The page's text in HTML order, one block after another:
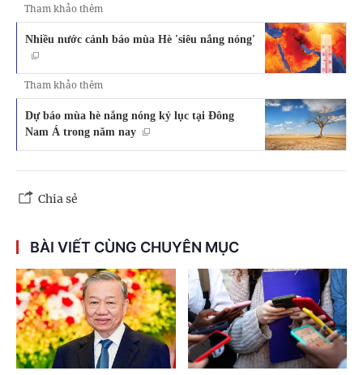
Tham khảo thêm
Nhiều nước cảnh báo mùa Hè 'siêu nắng nóng'
Tham khảo thêm
Dự báo mùa hè nắng nóng kỷ lục tại Đông
Nam Á trong năm nay
Chia sẻ
BÀI VIẾT CÙNG CHUYÊN MỤC